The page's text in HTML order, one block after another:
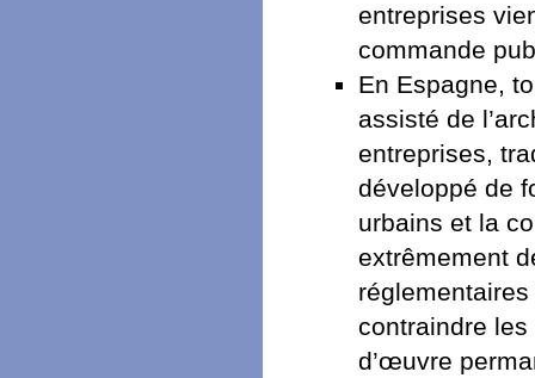
entreprises
commande
En Espagne,
assisté de
entreprises,
développé de
urbains et la
extrêmement
contraindre les
d’œuvre